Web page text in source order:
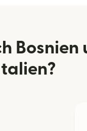
Bosnien
Italien?